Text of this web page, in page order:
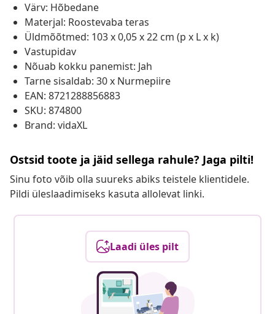
Värv: Hõbedane
Materjal: Roostevaba teras
Üldmõõtmed: 103 x 0,05 x 22 cm (p x L x k)
Vastupidav
Nõuab kokku panemist: Jah
Tarne sisaldab: 30 x Nurmepiire
EAN: 8721288856883
SKU: 874800
Brand: vidaXL
Ostsid toote ja jäid sellega rahule? Jaga pilti!
Sinu foto võib olla suureks abiks teistele klientidele.
Pildi üleslaadimiseks kasuta allolevat linki.
Laadi üles pilt